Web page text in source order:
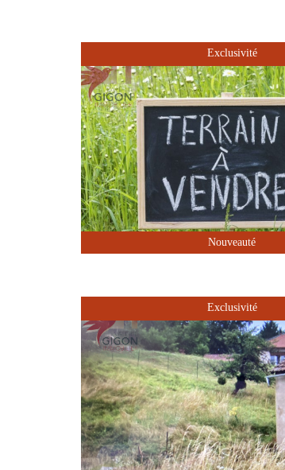
Exclusivité
Nouveauté
Exclusivité